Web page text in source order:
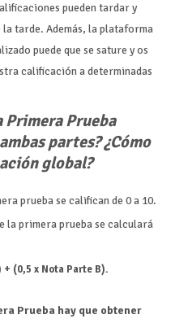
pueden tardar y
tarde. Además, la plataforma
puede que se sature y os
calificación a determinadas
Primera Prueba
partes? ¿Cómo
global?
prueba se califican de 0 a 10.
la primera prueba se calculará
+ (0,5 x Nota Parte B).
Prueba hay que obtener